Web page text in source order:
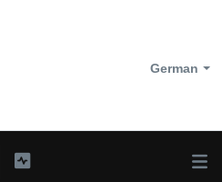
German